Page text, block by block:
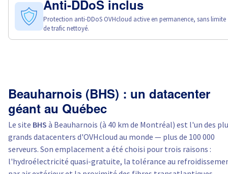
Anti-DDoS inclus
Protection anti-DDoS OVHcloud active en permanence, sans limite
de trafic nettoyé.
Beauharnois (BHS) : un datacenter
géant au Québec
Le site BHS à Beauharnois (à 40 km de Montréal) est l'un des
grands datacenters d'OVHcloud au monde — plus de 100 000
serveurs. Son emplacement a été choisi pour trois raisons :
l'hydroélectricité quasi-gratuite, la tolérance au